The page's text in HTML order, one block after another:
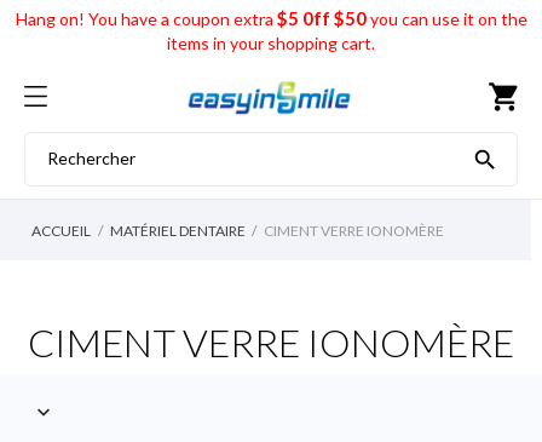
Hang on! You have a coupon extra $5 0ff $50you can use it on the
items in your shopping cart.
shopping_cart

ACCUEIL MATÉRIEL DENTAIRE CIMENT VERRE IONOMÈRE
CIMENT VERRE IONOMÈRE
